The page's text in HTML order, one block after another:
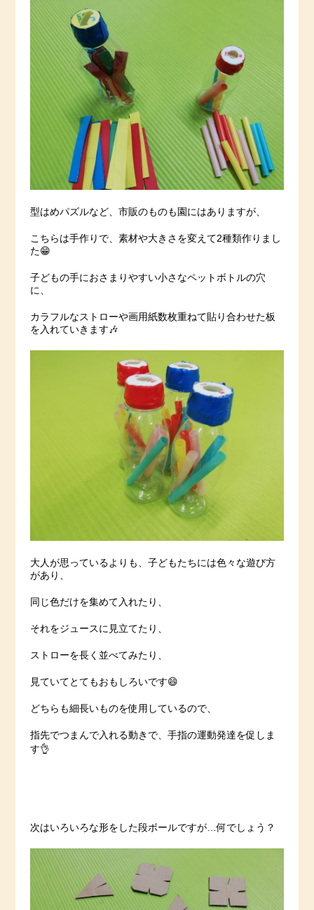
型はめパズルなど、市販のものも園にはありますが、
こちらは手作りで、素材や大きさを変えて2種類作りまし
た😁
子どもの手におさまりやすい小さなペットボトルの穴
に、
カラフルなストローや画用紙数枚重ねて貼り合わせた板
を入れていきます🎶
大人が思っているよりも、子どもたちには色々な遊び方
があり、
同じ色だけを集めて入れたり、
それをジュースに見立てたり、
ストローを長く並べてみたり、
見ていてとてもおもしろいです😄
どちらも細長いものを使用しているので、
指先でつまんで入れる動きで、手指の運動発達を促しま
す👌
次はいろいろな形をした段ボールですが…何でしょう？